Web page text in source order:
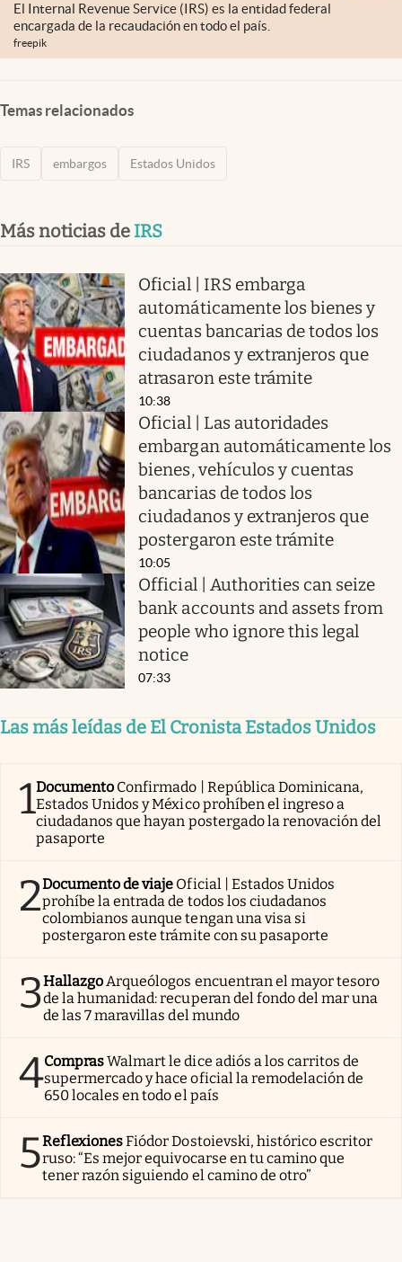
El Internal Revenue Service (IRS) es la entidad federal
encargada de la recaudación en todo el país.
freepik
Temas relacionados
IRS embargos Estados Unidos
Más noticias de IRS
Oficial | IRS embarga
automáticamente los bienes y
cuentas bancarias de todos los
ciudadanos y extranjeros que
atrasaron este trámite
10:38
Oficial | Las autoridades
embargan automáticamente los
bienes, vehículos y cuentas
bancarias de todos los
ciudadanos y extranjeros que
postergaron este trámite
10:05
Official | Authorities can seize
bank accounts and assets from
people who ignore this legal
notice
07:33
Las más leídas de El Cronista Estados Unidos
1Documento Confirmado | República Dominicana,
Estados Unidos y México prohíben el ingreso a
ciudadanos que hayan postergado la renovación del
pasaporte
2Documento de viaje Oficial | Estados Unidos
prohíbe la entrada de todos los ciudadanos
colombianos aunque tengan una visa si
postergaron este trámite con su pasaporte
3HallazgoArqueólogos encuentran el mayor tesoro
de la humanidad: recuperan del fondo del mar una
de las 7 maravillas del mundo
4ComprasWalmart le dice adiós a los carritos de
supermercado y hace oficial la remodelación de
650 locales en todo el país
5ReflexionesFiódor Dostoievski, histórico escritor
ruso: “Es mejor equivocarse en tu camino que
tener razón siguiendo el camino de otro”